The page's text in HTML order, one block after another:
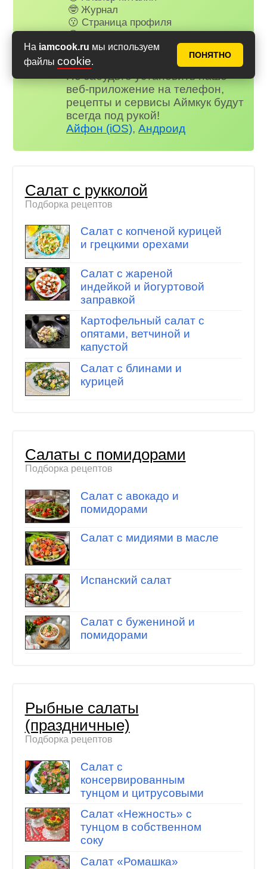
На iamcook.ru мы используем
файлы cookie.
ПОНЯТНО
🤓 Журнал
😗 Страница профиля
😋 Фотоотчеты
😃 Комментарии
и многое другое…
Не забудьте установить наше
веб-приложение на телефон,
рецепты и сервисы Аймкук будут
всегда под рукой!
Айфон (iOS),Андроид
Салат с рукколой
Подборка рецептов
Салат с копченой курицей
и грецкими орехами
Салат с жареной
индейкой и йогуртовой
заправкой
Картофельный салат с
опятами, ветчиной и
капустой
Салат с блинами и
курицей
Салаты с помидорами
Подборка рецептов
Салат с авокадо и
помидорами
Салат с мидиями в масле
Испанский салат
Салат с бужениной и
помидорами
Рыбные салаты
(праздничные)
Подборка рецептов
Салат с
консервированным
тунцом и цитрусовыми
Салат «Нежность» с
тунцом в собственном
соку
Салат «Ромашка»